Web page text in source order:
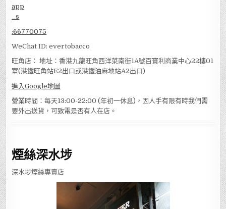
:66770075
WeChat ID: evertobacco
旺角店： 地址：香港九龍旺角西洋菜南街1A號百寶利商業中心22樓01
室(港鐵旺角站E2出口或港鐵油麻地站A2出口)
進入Google地圖
營業時間：每天13:00-22:00 (年初一休息)，因人手有限有時我們需
要外出送貨，可致電是否有人在店。
煙絲深水埗
深水埗煙絲專賣店